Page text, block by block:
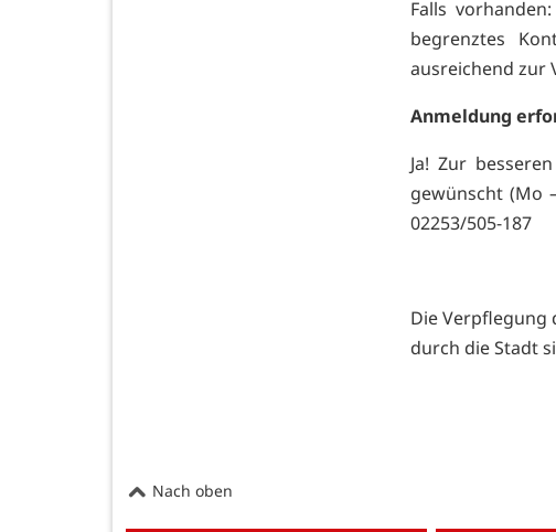
Falls
begrenztes
ausreichend zur
Anmeldung
Ja! Zur
gewünscht (Mo
02253/505-187
Die Verpflegung
durch die Stadt
Nach oben